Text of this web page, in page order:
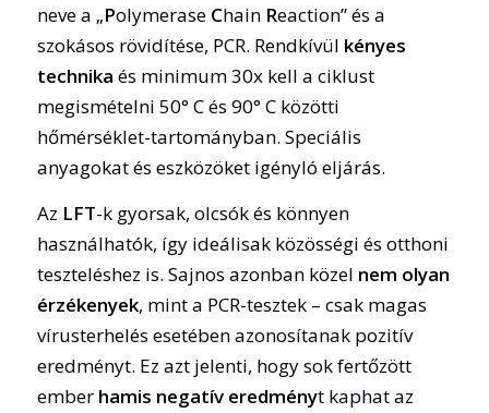
neve a „Polymerase Chain Reaction” és a
szokásos rövidítése, PCR. Rendkívül kényes
technika és minimum 30x kell a ciklust
megismételni 50° C és 90° C közötti
hőmérséklet-tartományban. Speciális
anyagokat és eszközöket igényló eljárás.
Az LFT-k gyorsak, olcsók és könnyen
használhatók, így ideálisak közösségi és otthoni
teszteléshez is. Sajnos azonban közel nem olyan
érzékenyek, mint a PCR-tesztek – csak magas
vírusterhelés esetében azonosítanak pozitív
eredményt. Ez azt jelenti, hogy sok fertőzött
ember hamis negatív eredményt kaphat az